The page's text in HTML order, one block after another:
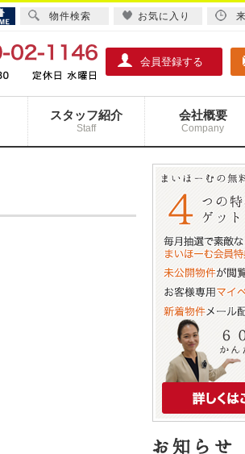
会員登録する
スタッフ紹介
Staff
会社概要
Company
物件検索 お気に入り